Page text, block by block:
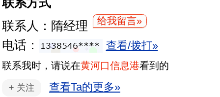
联系方式
联系人：隋经理
给我留言»
电话： 查看/拨打»
联系我时，请说在黄河口信息港看到的
+ 关注 查看Ta的更多»